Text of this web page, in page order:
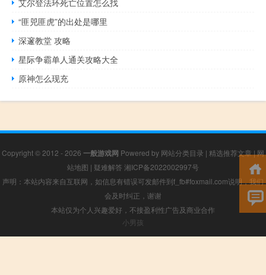
“匪兕匪虎”的出处是哪里
深邃教堂 攻略
星际争霸单人通关攻略大全
原神怎么现充
Copyright © 2012 - 2026 一般游戏网 Powered by 网站分类目录 | 精选推荐文章|网
站地图 | 疑难解答 湘ICP备2022002997号
声明：本站内容来自互联网，如信息有错误可发邮件到f_fb#foxmail.com说明，我们
会及时纠正，谢谢
本站仅为个人兴趣爱好，不接盈利性广告及商业合作
小男孩